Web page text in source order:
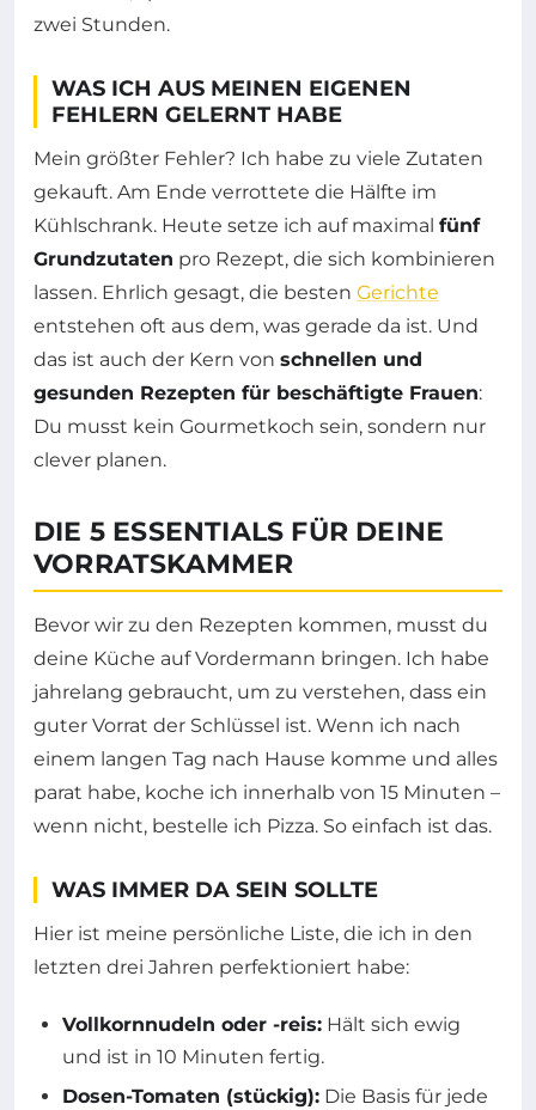
zwei Stunden.
WAS ICH AUS MEINEN EIGENEN
FEHLERN GELERNT HABE
Mein größter Fehler? Ich habe zu viele Zutaten
gekauft. Am Ende verrottete die Hälfte im
Kühlschrank. Heute setze ich auf maximal fünf
Grundzutaten pro Rezept, die sich kombinieren
lassen. Ehrlich gesagt, die besten Gerichte
entstehen oft aus dem, was gerade da ist. Und
das ist auch der Kern von schnellen und
gesunden Rezepten für beschäftigte Frauen:
Du musst kein Gourmetkoch sein, sondern nur
clever planen.
DIE 5 ESSENTIALS FÜR DEINE
VORRATSKAMMER
Bevor wir zu den Rezepten kommen, musst du
deine Küche auf Vordermann bringen. Ich habe
jahrelang gebraucht, um zu verstehen, dass ein
guter Vorrat der Schlüssel ist. Wenn ich nach
einem langen Tag nach Hause komme und alles
parat habe, koche ich innerhalb von 15 Minuten –
wenn nicht, bestelle ich Pizza. So einfach ist das.
WAS IMMER DA SEIN SOLLTE
Hier ist meine persönliche Liste, die ich in den
letzten drei Jahren perfektioniert habe:
Vollkornnudeln oder -reis: Hält sich ewig
und ist in 10 Minuten fertig.
Dosen-Tomaten (stückig): Die Basis für jede